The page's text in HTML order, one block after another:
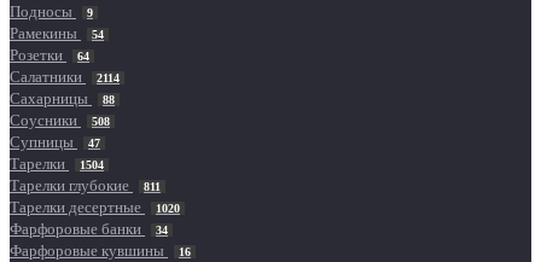
Подносы 9
Рамекины 54
Розетки 64
Салатники 2114
Сахарницы 88
Соусники 508
Супницы 47
Тарелки 1504
Тарелки глубокие 811
Тарелки десертные 1020
Фарфоровые банки 34
Фарфоровые кувшины 16